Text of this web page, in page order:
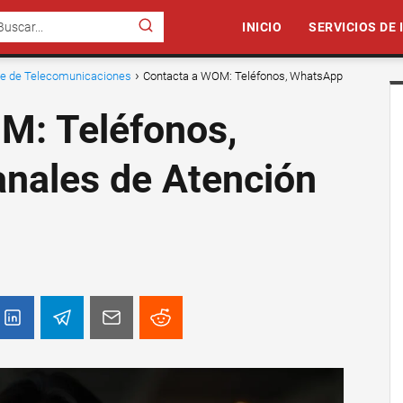
INICIO SERVICIOS DE
de Telecomunicaciones Contacta a WOM: Teléfonos, WhatsApp
Teléfonos,
de Atención